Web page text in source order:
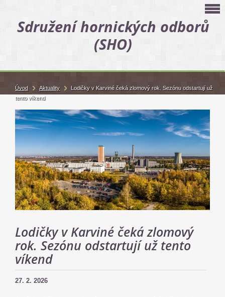
Sdružení hornických odborů
(SHO)
Lodičky v Karviné čeká zlomový
rok. Sezónu odstartují už tento
víkend
27. 2. 2026
Úvod Aktuality
Lodičky v Karviné čeká zlomový rok. Sezónu odstartují už
tento víkend